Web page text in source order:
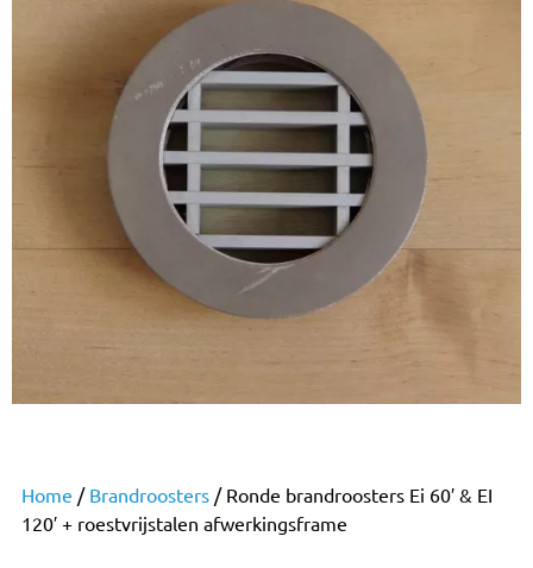
Home / Brandroosters/ Ronde brandroosters Ei 60′ & EI
120′ + roestvrijstalen afwerkingsframe